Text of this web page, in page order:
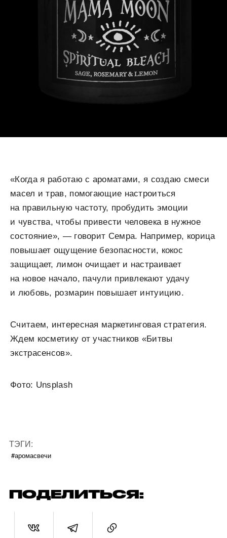
«Когда я работаю с ароматами, я создаю смеси
масел и трав, помогающие настроиться
на правильную частоту, пробудить эмоции
и чувства, чтобы привести человека в нужное
состояние», — говорит Семра. Например, корица
повышает ощущение безопасности, кокос
защищает, лимон очищает и настраивает
на новое начало, пачули привлекают удачу
и любовь, розмарин повышает интуицию.
Считаем, интересная маркетинговая стратегия.
Ждем косметику от участников «Битвы
экстрасенсов».
Фото: Unsplash
ТЭГИ:
#аромасвечи
ПОДЕЛИТЬСЯ: